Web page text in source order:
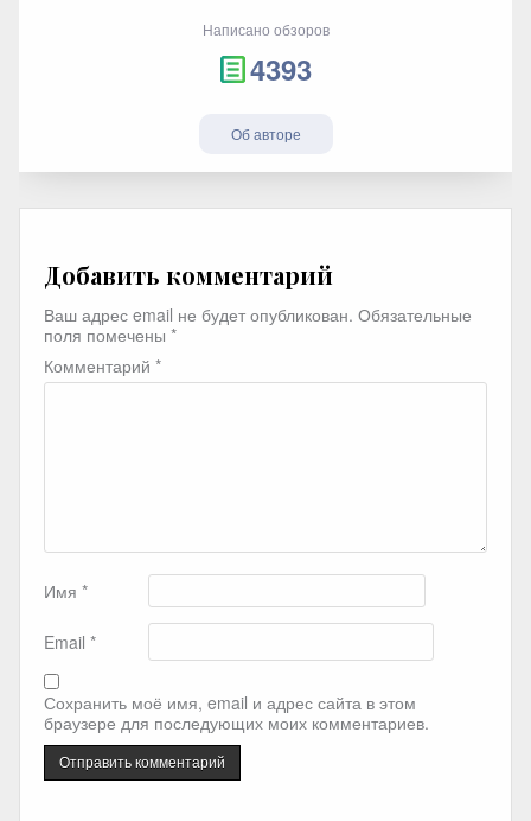
Написано обзоров
4393
Об авторе
Добавить комментарий
Ваш адрес email не будет опубликован. Обязательные
поля помечены *
Комментарий *
Имя *
Email *
Сохранить моё имя, email и адрес сайта в этом
браузере для последующих моих комментариев.